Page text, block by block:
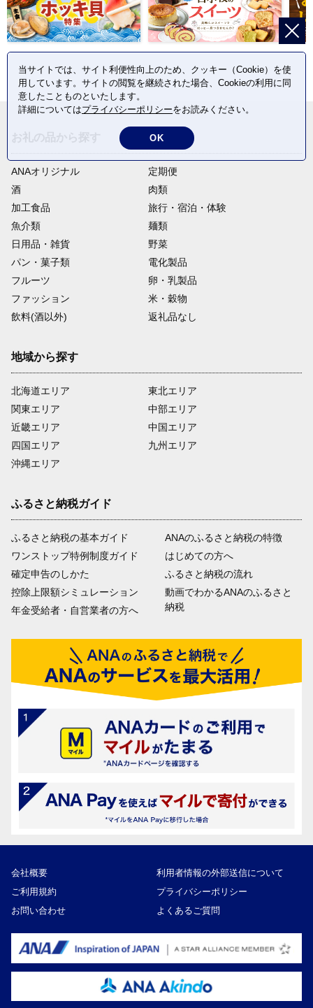
ANAオリジナル
定期便
酒
肉類
加工食品
旅行・宿泊・体験
魚介類
麺類
日用品・雑貨
野菜
パン・菓子類
電化製品
フルーツ
卵・乳製品
ファッション
米・穀物
飲料(酒以外)
返礼品なし
地域から探す
北海道エリア
関東エリア
近畿エリア
四国エリア
沖縄エリア
東北エリア
中部エリア
中国エリア
九州エリア
ふるさと納税ガイド
ふるさと納税の基本ガイド
ワンストップ特例制度ガイド
確定申告のしかた
控除上限額シミュレーション
年金受給者・自営業者の方へ
ANAのふるさと納税の特徴
はじめての方へ
ふるさと納税の流れ
動画でわかるANAのふるさと
納税
会社概要
利用者情報の外部送信について
ご利用規約
プライバシーポリシー
お問い合わせ
よくあるご質問
当サイトでは、サイト利便性向上のため、クッキー（Cookie）を使
用しています。サイトの閲覧を継続された場合、Cookieの利用に同
意したことものといたします。
詳細についてはプライバシーポリシーをお読みください。
OK